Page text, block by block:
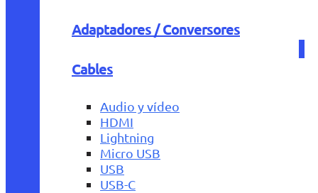
Adaptadores / Conversores
Cables
Audio y vídeo
HDMI
Lightning
Micro USB
USB
USB-C